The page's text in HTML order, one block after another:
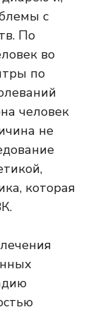
с
По
во
по
человек
не
которая